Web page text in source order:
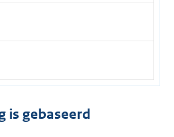
is gebaseerd